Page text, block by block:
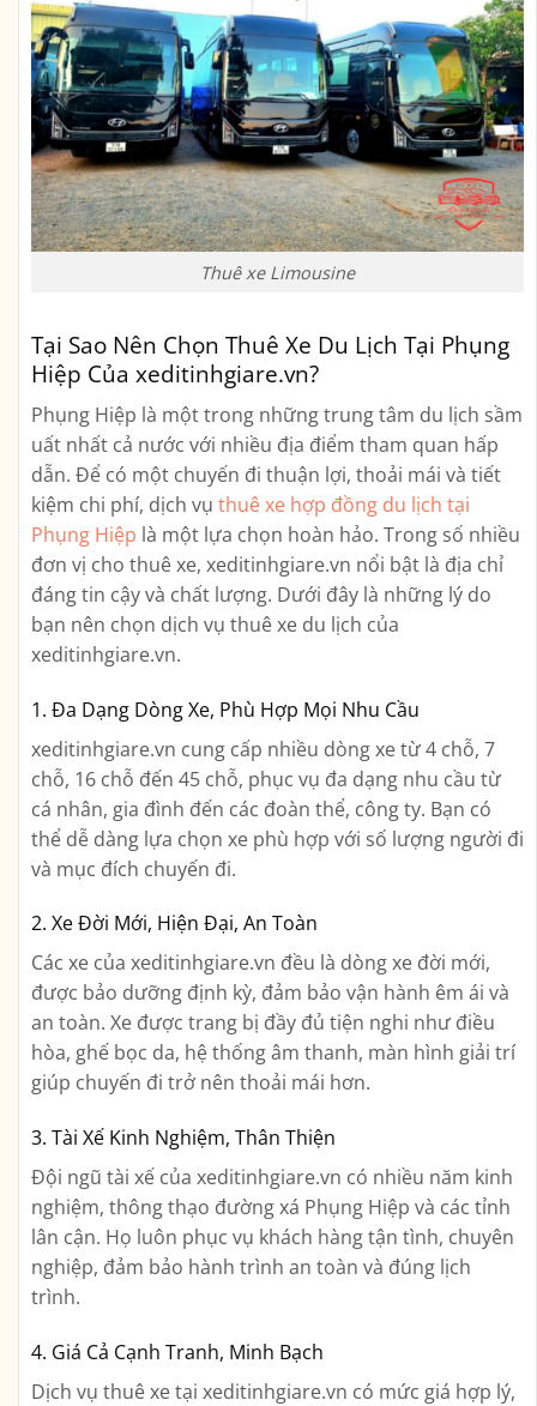
Thuê xe Limousine
Tại Sao Nên Chọn Thuê Xe Du Lịch Tại Phụng
Hiệp Của xeditinhgiare.vn?
Phụng Hiệp là một trong những trung tâm du lịch sầm
uất nhất cả nước với nhiều địa điểm tham quan hấp
dẫn. Để có một chuyến đi thuận lợi, thoải mái và tiết
kiệm chi phí, dịch vụ thuê xe hợp đồng du lịch tại
Phụng Hiệp là một lựa chọn hoàn hảo. Trong số nhiều
đơn vị cho thuê xe, xeditinhgiare.vn nổi bật là địa chỉ
đáng tin cậy và chất lượng. Dưới đây là những lý do
bạn nên chọn dịch vụ thuê xe du lịch của
xeditinhgiare.vn.
1. Đa Dạng Dòng Xe, Phù Hợp Mọi Nhu Cầu
xeditinhgiare.vn cung cấp nhiều dòng xe từ 4 chỗ, 7
chỗ, 16 chỗ đến 45 chỗ, phục vụ đa dạng nhu cầu từ
cá nhân, gia đình đến các đoàn thể, công ty. Bạn có
thể dễ dàng lựa chọn xe phù hợp với số lượng người đi
và mục đích chuyến đi.
2. Xe Đời Mới, Hiện Đại, An Toàn
Các xe của xeditinhgiare.vn đều là dòng xe đời mới,
được bảo dưỡng định kỳ, đảm bảo vận hành êm ái và
an toàn. Xe được trang bị đầy đủ tiện nghi như điều
hòa, ghế bọc da, hệ thống âm thanh, màn hình giải trí
giúp chuyến đi trở nên thoải mái hơn.
3. Tài Xế Kinh Nghiệm, Thân Thiện
Đội ngũ tài xế của xeditinhgiare.vn có nhiều năm kinh
nghiệm, thông thạo đường xá Phụng Hiệp và các tỉnh
lân cận. Họ luôn phục vụ khách hàng tận tình, chuyên
nghiệp, đảm bảo hành trình an toàn và đúng lịch
trình.
4. Giá Cả Cạnh Tranh, Minh Bạch
Dịch vụ thuê xe tại xeditinhgiare.vn có mức giá hợp lý,